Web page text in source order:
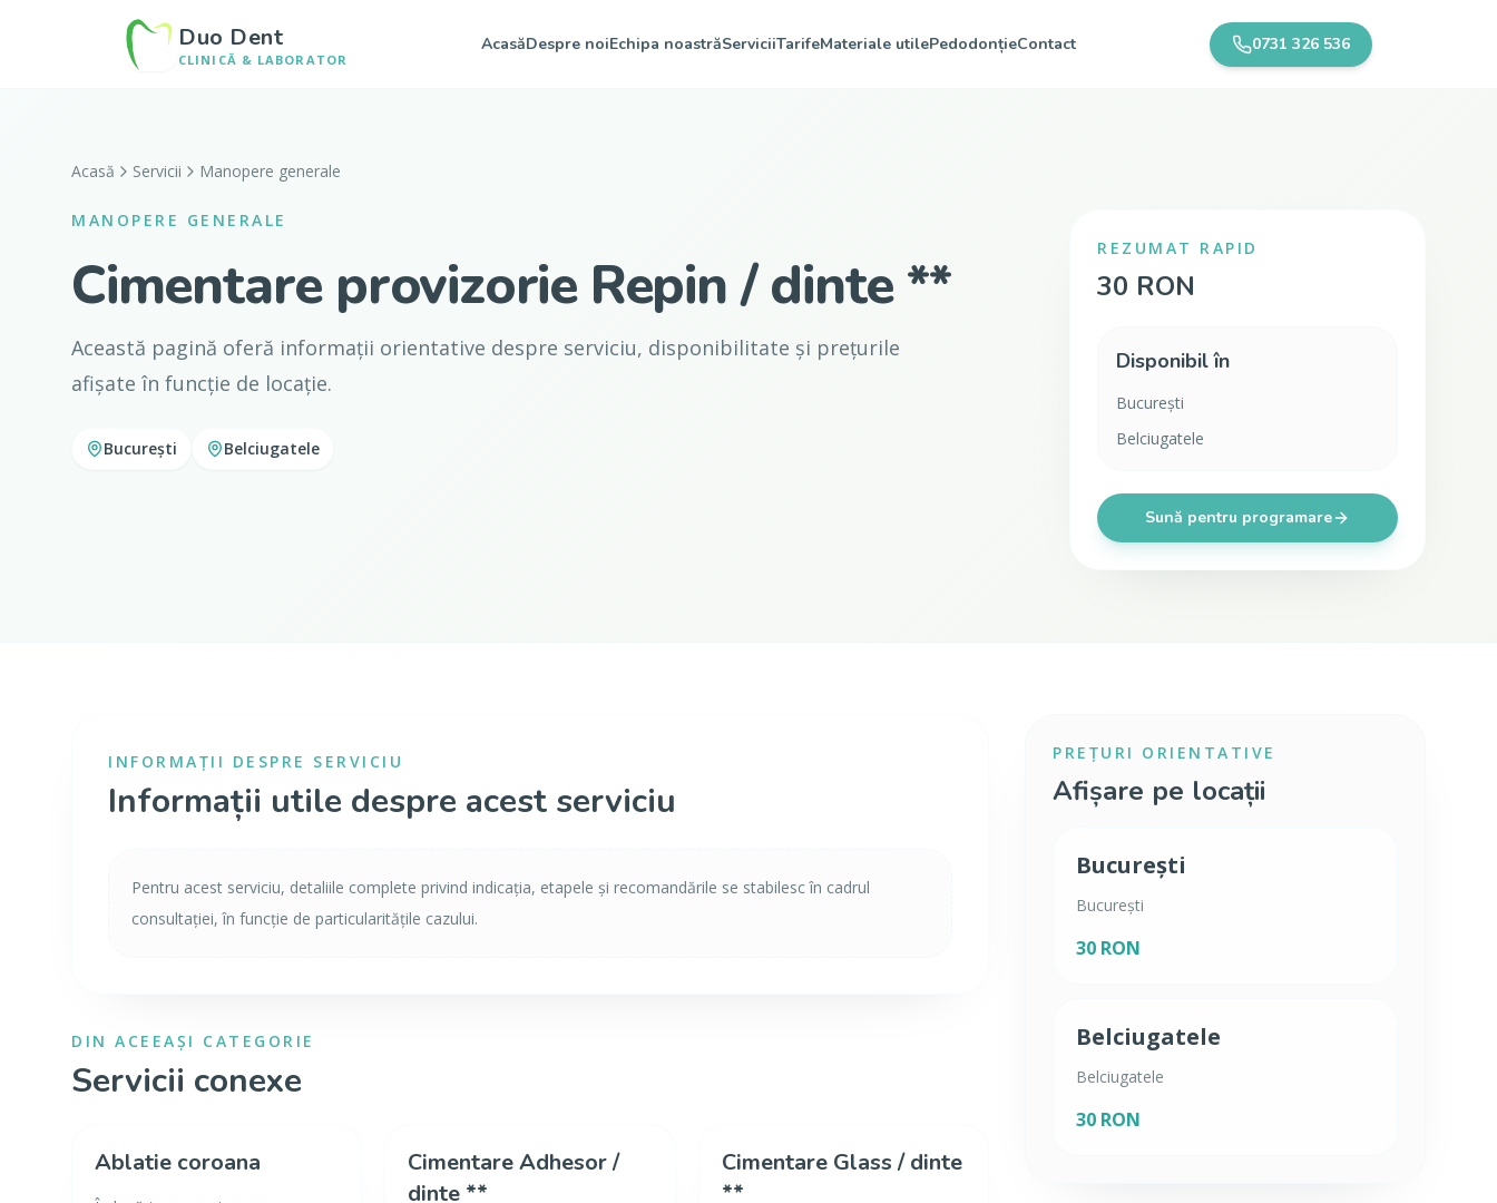
Duo Dent
CLINICĂ & LABORATOR
AcasăDespre noiEchipa noastrăServiciiTarifeMateriale utilePedodonțieContact 0731 326 536
Acasă Servicii Manopere generale
MANOPERE GENERALE
Cimentare provizorie Repin / dinte **
Această pagină oferă informații orientative despre serviciu, disponibilitate și prețurile
afișate în funcție de locație.
București Belciugatele
REZUMAT RAPID
30 RON
Disponibil în
București
Belciugatele
Sună pentru programare
INFORMAȚII DESPRE SERVICIU
Informații utile despre acest serviciu
Pentru acest serviciu, detaliile complete privind indicația, etapele și recomandările se stabilesc în cadrul
consultației, în funcție de particularitățile cazului.
DIN ACEEAȘI CATEGORIE
Servicii conexe
Ablatie coroana
Cimentare Adhesor /
dinte **
Cimentare Glass / dinte
**
PREȚURI ORIENTATIVE
Afișare pe locații
București
București
30 RON
Belciugatele
Belciugatele
30 RON